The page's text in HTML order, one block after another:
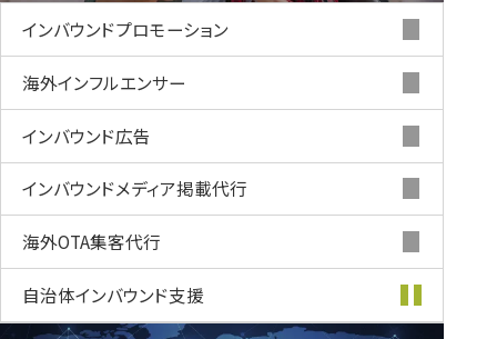
インバウンドプロモーション
海外インフルエンサー
インバウンド広告
インバウンドメディア掲載代行
海外OTA集客代行
自治体インバウンド支援